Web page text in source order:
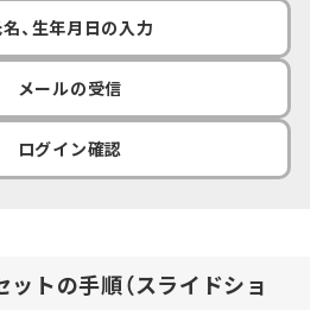
名、生年月日の入力
メールの受信
ログイン確認
トの手順（スライドショ